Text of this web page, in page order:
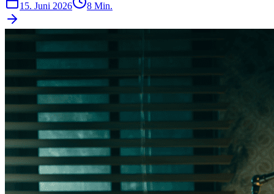
15. Juni 2026 8 Min.